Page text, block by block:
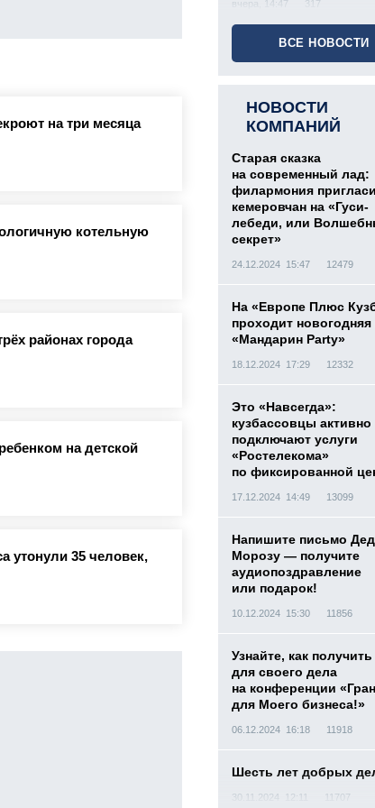
на три месяца
котельную
районах города
на детской
утонули 35 человек,
вчера, 14:47 317
ВСЕ НОВОСТИ
НОВОСТИ
КОМПАНИЙ
Старая сказка
на современный лад:
филармония
кемеровчан на «Гуси-
лебеди, или
секрет»
24.12.2024 15:47 12479
На «Европе Плюс
проходит новогодняя
«Мандарин Party»
18.12.2024 17:29 12332
Это «Навсегда»:
кузбассовцы активно
подключают услуги
«Ростелекома»
по фиксированной
17.12.2024 14:49 13099
Напишите письмо
Морозу — получите
аудиопоздравление
или подарок!
10.12.2024 15:30 11856
Узнайте, как получить
для своего дела
на конференции
для Моего бизнеса!»
06.12.2024 16:18 11918
Шесть лет добрых
30.11.2024 12:11 11707